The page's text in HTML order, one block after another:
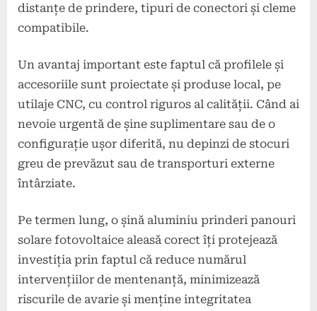
distanțe de prindere, tipuri de conectori și cleme
compatibile.
Un avantaj important este faptul că profilele și
accesoriile sunt proiectate și produse local, pe
utilaje CNC, cu control riguros al calității. Când ai
nevoie urgentă de șine suplimentare sau de o
configurație ușor diferită, nu depinzi de stocuri
greu de prevăzut sau de transporturi externe
întârziate.
Pe termen lung, o șină aluminiu prinderi panouri
solare fotovoltaice aleasă corect îți protejează
investiția prin faptul că reduce numărul
intervențiilor de mentenanță, minimizează
riscurile de avarie și menține integritatea